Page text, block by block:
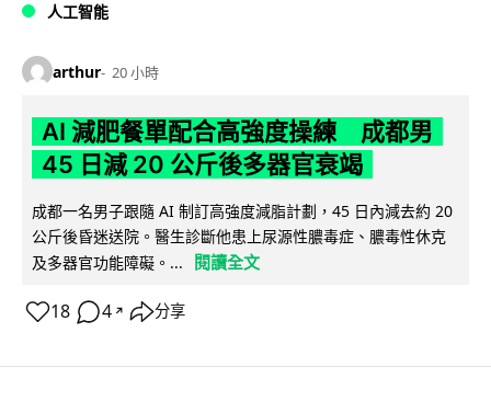
人工智能
arthur 20 小時
AI 減肥餐單配合高強度操練 成都男
45 日減 20 公斤後多器官衰竭
成都一名男子跟隨 AI 制訂高強度減脂計劃，45 日內減去約 20
公斤後昏迷送院。醫生診斷他患上尿源性膿毒症、膿毒性休克
及多器官功能障礙。...
閱讀全文
18 4 ↗ 分享